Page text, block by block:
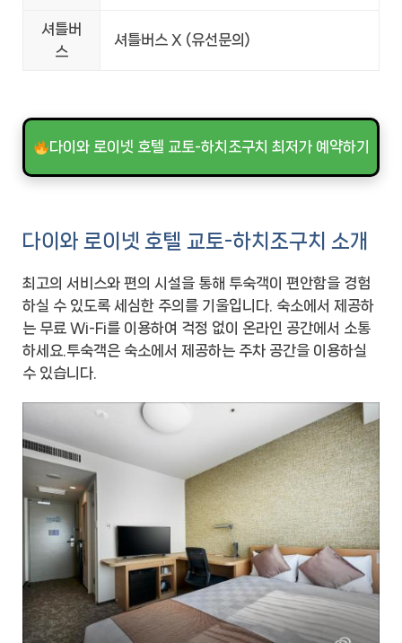
셔틀버
스
셔틀버스 X (유선문의)
다이와 로이넷 호텔 교토-하치조구치 최저가 예약하기
다이와 로이넷 호텔 교토-하치조구치 소개
최고의 서비스와 편의 시설을 통해 투숙객이 편안함을 경험
하실 수 있도록 세심한 주의를 기울입니다. 숙소에서 제공하
는 무료 Wi-Fi를 이용하여 걱정 없이 온라인 공간에서 소통
하세요.투숙객은 숙소에서 제공하는 주차 공간을 이용하실
수 있습니다.